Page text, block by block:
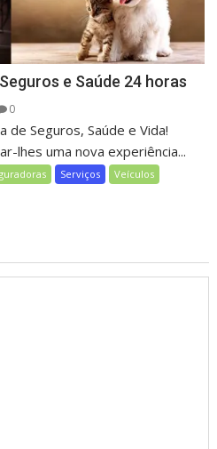
e Saúde 24 horas
0
de Seguros, Saúde e Vida!
lhes uma nova experiência...
Serviços
Veículos